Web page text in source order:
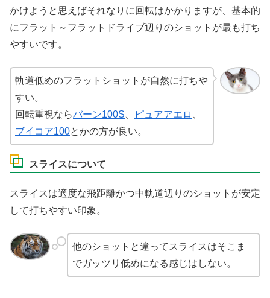
かけようと思えばそれなりに回転はかかりますが、基本的
にフラット～フラットドライブ辺りのショットが最も打ち
やすいです。
軌道低めのフラットショットが自然に打ちや
すい。
回転重視ならバーン100S ピュアアエロ
ブイコア100とかの方が良い。
スライスについて
スライスは適度な飛距離かつ中軌道辺りのショットが安定
して打ちやすい印象。
他のショットと違ってスライスはそこま
でガッツリ低めになる感じはしない。